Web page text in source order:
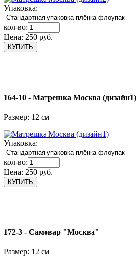
Упаковка:
кол-во:
Цена: 250 руб.
164-10 - Матрешка Москва (дизайн1)
Размер: 12 см
Упаковка:
кол-во:
Цена: 250 руб.
172-3 - Самовар "Москва"
Размер: 12 см